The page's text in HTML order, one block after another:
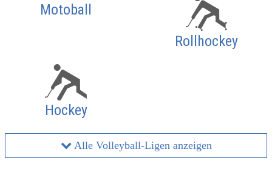
Motoball
Rollhockey
Hockey
Alle Volleyball-Ligen anzeigen